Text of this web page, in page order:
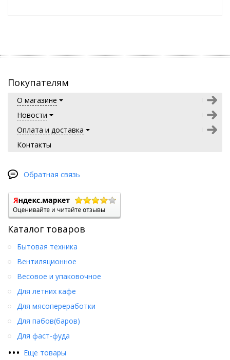
Покупателям
О магазине
Новости
Оплата и доставка
Контакты
Обратная связь
Каталог товаров
••• Еще товары
Бытовая техника
Вентиляционное
Весовое и упаковочное
Для летних кафе
Для мясопереработки
Для пабов(баров)
Для фаст-фуда